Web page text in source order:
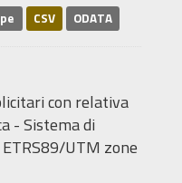
CSV ODATA
con relativa
- Sistema di
UTM zone